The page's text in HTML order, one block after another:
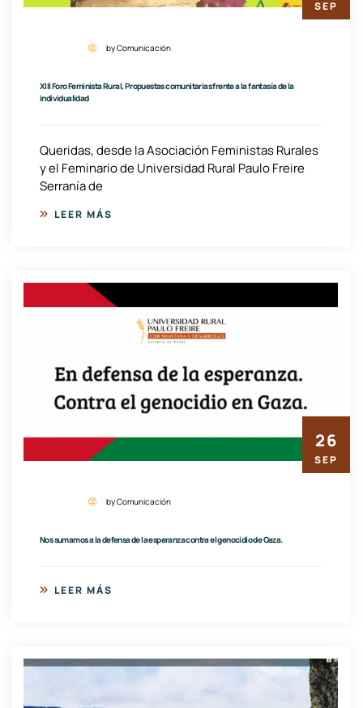
by Comunicación
XIII Foro Feminista Rural, Propuestas comunitarias frente a la fantasía de la
individualidad
Queridas, desde la Asociación Feministas Rurales
y el Feminario de Universidad Rural Paulo Freire
Serranía de
LEER MÁS
SEP
by Comunicación
Nos sumamos a la defensa de la esperanza contra el genocidio de Gaza.
LEER MÁS
26
SEP